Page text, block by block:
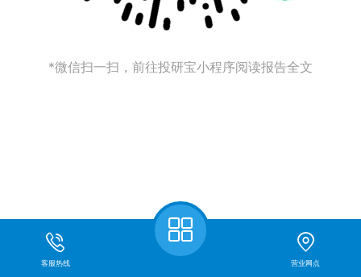
*微信扫一扫，前往投研宝小程序阅读报告全文
客服热线 营业网点